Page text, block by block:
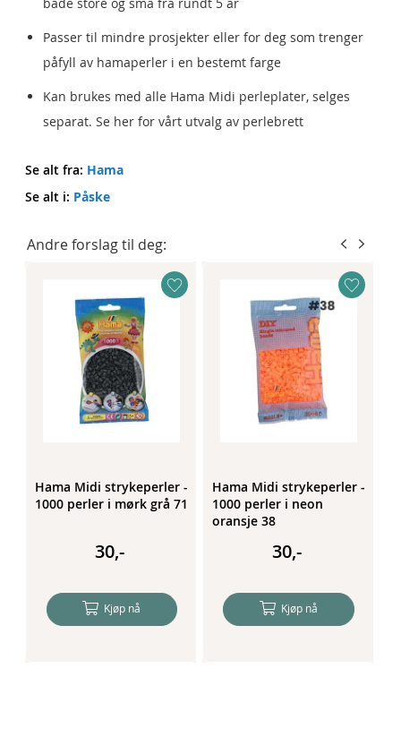
Passer til mindre prosjekter eller for deg som trenger
påfyll av hamaperler i en bestemt farge
Kan brukes med alle Hama Midi perleplater, selges
separat. Se her for vårt utvalg av perlebrett
Se alt fra: Hama
Se alt i: Påske
Andre forslag til deg:
Hama Midi strykeperler -
1000 perler i mørk grå 71
30,-
Kjøp nå
Hama Midi strykeperler -
1000 perler i neon
oransje 38
30,-
Kjøp nå